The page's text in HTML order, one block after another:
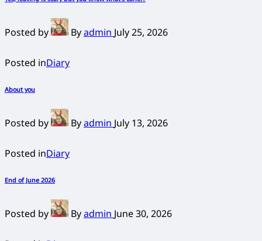
Posted by Byadmin July 25, 2026
Posted inDiary
About you
Posted by Byadmin July 13, 2026
Posted inDiary
End of June 2026
Posted by Byadmin June 30, 2026